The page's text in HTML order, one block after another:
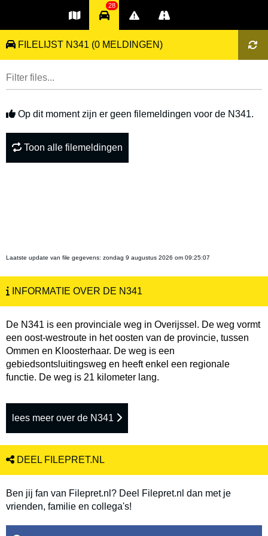
28
FILELIJST N341 (0 MELDINGEN)
Op dit moment zijn er geen filemeldingen voor de N341.
Toon alle filemeldingen
Laatste update van file gegevens: zondag 9 augustus 2026 om 09:25:07
INFORMATIE OVER DE N341
De N341 is een provinciale weg in Overijssel. De weg vormt
een oost-westroute in het oosten van de provincie, tussen
Ommen en Kloosterhaar. De weg is een
gebiedsontsluitingsweg en heeft enkel een regionale
functie. De weg is 21 kilometer lang.
lees meer over de N341
DEEL FILEPRET.NL
Ben jij fan van Filepret.nl? Deel Filepret.nl dan met je
vrienden, familie en collega's!